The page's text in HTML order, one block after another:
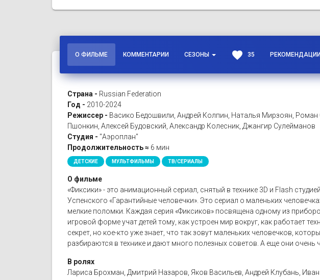
О ФИЛЬМЕ КОММЕНТАРИИ СЕЗОНЫ favorite 35 РЕКОМЕНДАЦИИ
Страна - Russian Federation
Год - 2010-2024
Режиссер - Васико Бедошвили, Андрей Колпин, Наталья Мирзоян,
Пшонкин, Алексей Будовский, Александр Колесник, Джангир Сулейманов
Студия - "Аэроплан"
Продолжительность ≈ 6 мин
ДЕТСКИЕ МУЛЬТФИЛЬМЫ ТВ/СЕРИАЛЫ
О фильме
«Фиксики» - это анимационный сериал, снятый в технике 3D и Flash
Успенского «Гарантийные человечки». Это сериал о маленьких
мелкие поломки. Каждая серия «Фиксиков» посвящена одному из
игровой форме учат детей тому, как устроен мир вокруг, как работает
секрет, но кое-кто уже знает, что так зовут маленьких человечков,
разбираются в технике и дают много полезных советов. А еще они очень
В ролях
Лариса Брохман, Дмитрий Назаров, Яков Васильев, Андрей Клубань,